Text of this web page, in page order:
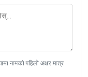
नामको पहिलो अक्षर मात्र